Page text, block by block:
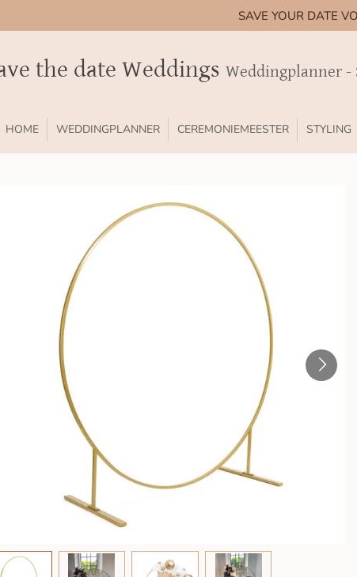
SAVE YOUR DATE
the date Weddings Weddingplanner -
HOME WEDDINGPLANNER CEREMONIEMEESTER STYLING